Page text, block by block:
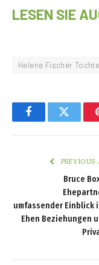
LESEN SIE
Helene Fischer
FacebookTwitter
PREVIOUS
Bruce
umfassender Einblick
Ehen Beziehungen